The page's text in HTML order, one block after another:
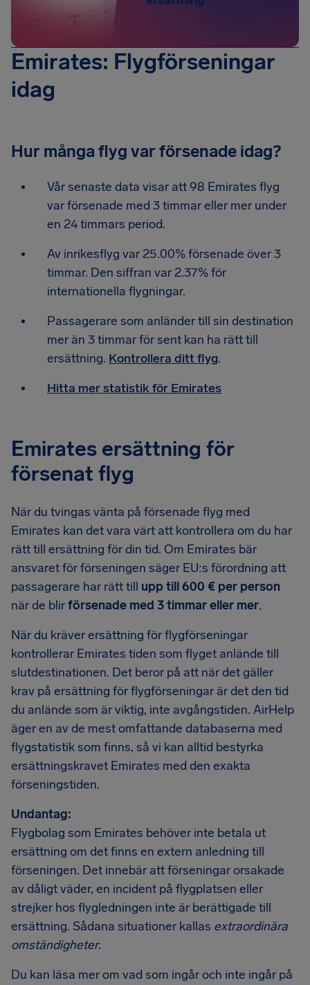
Emirates: Flygförseningar
idag
Hur många flyg var försenade idag?
Vår senaste data visar att 98 Emirates flyg
var försenade med 3 timmar eller mer under
en 24 timmars period.
Av inrikesflyg var 25.00% försenade över 3
timmar. Den siffran var 2.37% för
internationella flygningar.
Passagerare som anländer till sin destination
mer än 3 timmar för sent kan ha rätt till
ersättning. Kontrollera ditt flyg.
Hitta mer statistik för Emirates
Emirates ersättning för
försenat flyg
När du tvingas vänta på försenade flyg med
Emirates kan det vara värt att kontrollera om du har
rätt till ersättning för din tid. Om Emirates bär
ansvaret för förseningen säger EU:s förordning att
passagerare har rätt till upp till 600 € per person
när de blirförsenade med 3 timmar eller mer.
När du kräver ersättning för flygförseningar
kontrollerar Emirates tiden som flyget anlände till
slutdestinationen. Det beror på att när det gäller
krav på ersättning för flygförseningar är det den tid
du anlände som är viktig, inte avgångstiden. AirHelp
äger en av de mest omfattande databaserna med
flygstatistik som finns, så vi kan alltid bestyrka
ersättningskravet Emirates med den exakta
förseningstiden.
Undantag:
Flygbolag som Emirates behöver inte betala ut
ersättning om det finns en extern anledning till
förseningen. Det innebär att förseningar orsakade
av dåligt väder, en incident på flygplatsen eller
strejker hos flygledningen inte är berättigade till
ersättning. Sådana situationer kallas extraordinära
omständigheter.
Du kan läsa mer om vad som ingår och inte ingår på